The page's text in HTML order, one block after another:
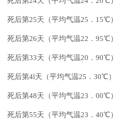
死后第25天（平均气温25．15℃）
死后第26天（平均气温22．95℃）
死后第33天（平均气温20．90℃）
死后第4l天（平均气温25．30℃）
死后第48天（平均气温23．00℃）
死后第55天（平均气温23．40℃）